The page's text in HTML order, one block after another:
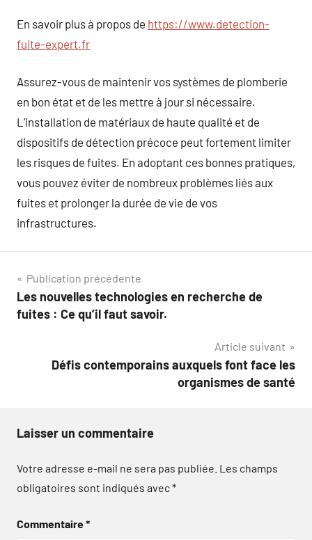
En savoir plus à propos de https://www.detection-
fuite-expert.fr
Assurez-vous de maintenir vos systèmes de plomberie
en bon état et de les mettre à jour si nécessaire.
L’installation de matériaux de haute qualité et de
dispositifs de détection précoce peut fortement limiter
les risques de fuites. En adoptant ces bonnes pratiques,
vous pouvez éviter de nombreux problèmes liés aux
fuites et prolonger la durée de vie de vos
infrastructures.
Navigation
de
Publication précédente
Les nouvelles technologies en recherche de
fuites : Ce qu’il faut savoir.
Article suivant
Défis contemporains auxquels font face les
organismes de santé
Laisser un commentaire
Votre adresse e-mail ne sera pas publiée. Les champs
obligatoires sont indiqués avec*
Commentaire*